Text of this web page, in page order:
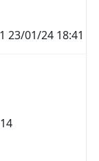
23/01/24 18:41